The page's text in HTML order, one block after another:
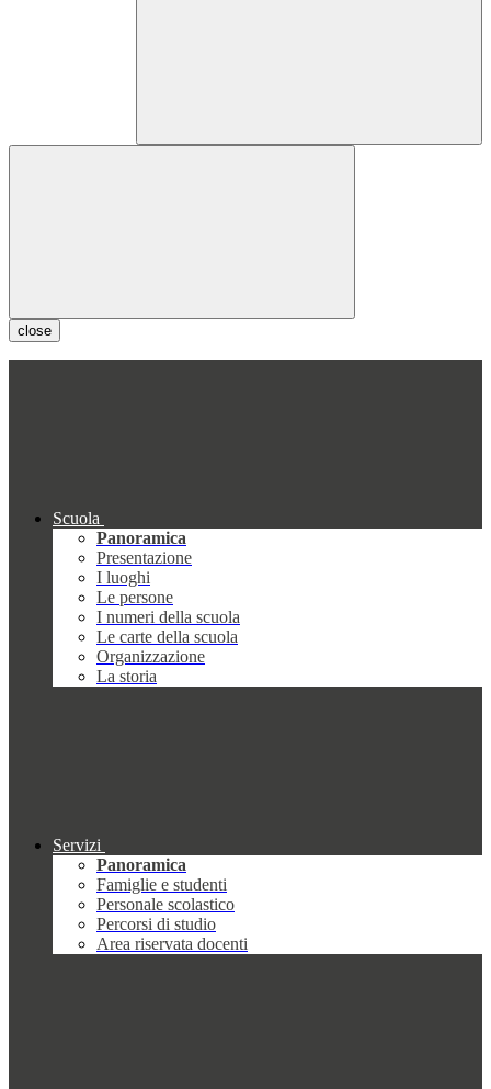
close
Scuola
Panoramica
Presentazione
I luoghi
Le persone
I numeri della scuola
Le carte della scuola
Organizzazione
La storia
Servizi
Panoramica
Famiglie e studenti
Personale scolastico
Percorsi di studio
Area riservata docenti